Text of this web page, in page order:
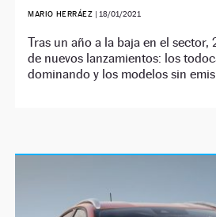
MARIO HERRÁEZ | 18/01/2021
Tras un año a la baja en el sector,
de nuevos lanzamientos: los
dominando y los modelos sin